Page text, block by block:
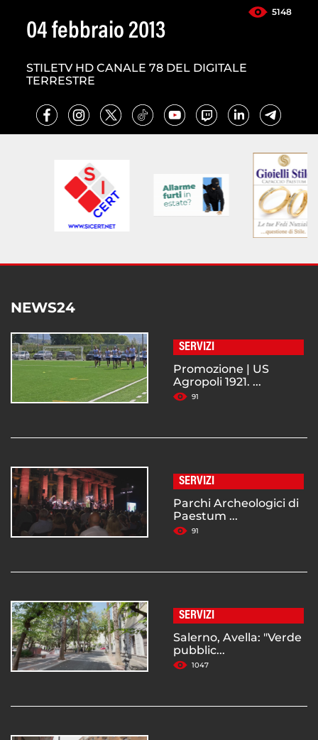
5148
04 febbraio 2013
STILETV HD CANALE 78 DEL DIGITALE
TERRESTRE
NEWS24
SERVIZI
Promozione | US
Agropoli 1921. ...
91
SERVIZI
Parchi Archeologici di
Paestum ...
91
SERVIZI
Salerno, Avella: "Verde
pubblic...
1047